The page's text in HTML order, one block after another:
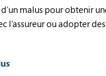
malus pour obtenir
l’assureur ou adopter